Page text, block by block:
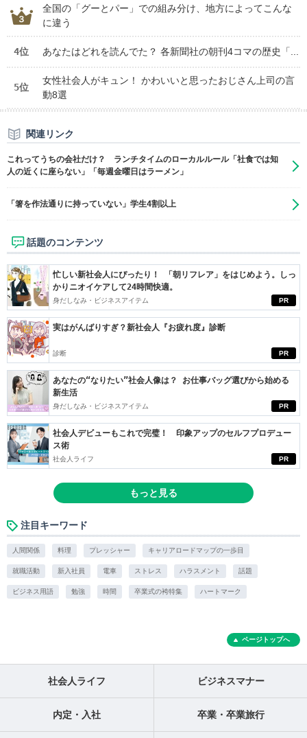
全国の「グーとパー」での組み分け、地方によってこんな
に違う
4位 あなたはどれを読んでた？ 各新聞社の朝刊4コマの歴史「...
5位
女性社会人がキュン！ かわいいと思ったおじさん上司の言
動8選
関連リンク
これってうちの会社だけ？ ランチタイムのローカルルール「社食では知
人の近くに座らない」「毎週金曜日はラーメン」
「箸を作法通りに持っていない」学生4割以上
話題のコンテンツ
PR
忙しい新社会人にぴったり！ 「朝リフレア」をはじめよう。しっ
かりニオイケアして24時間快適。
身だしなみ・ビジネスアイテム
PR
実はがんばりすぎ？新社会人『お疲れ度』診断
診断
PR
あなたの“なりたい”社会人像は？ お仕事バッグ選びから始める
新生活
身だしなみ・ビジネスアイテム
PR
社会人デビューもこれで完璧！ 印象アップのセルフプロデュー
ス術
社会人ライフ
もっと見る
注目キーワード
人間関係 料理 プレッシャー キャリアロードマップの一歩目
就職活動 新入社員 電車 ストレス ハラスメント 話題
ビジネス用語 勉強 時間 卒業式の袴特集 ハートマーク
ページトップへ
社会人ライフ ビジネスマナー
内定・入社 卒業・卒業旅行